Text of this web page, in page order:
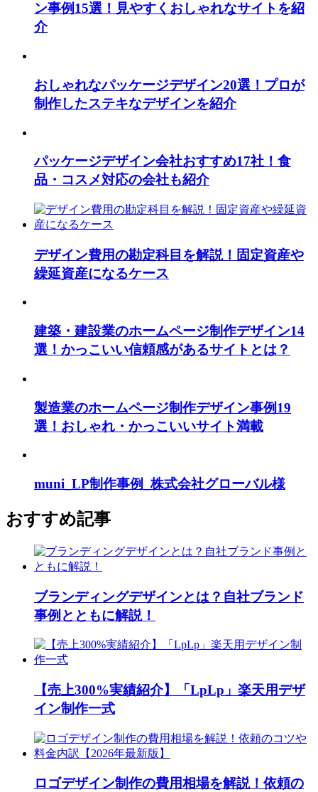
ン事例15選！見やすくおしゃれなサイトを紹
介
おしゃれなパッケージデザイン20選！プロが
制作したステキなデザインを紹介
パッケージデザイン会社おすすめ17社！食
品・コスメ対応の会社も紹介
デザイン費用の勘定科目を解説！固定資産や
繰延資産になるケース
建築・建設業のホームページ制作デザイン14
選！かっこいい信頼感があるサイトとは？
製造業のホームページ制作デザイン事例19
選！おしゃれ・かっこいいサイト満載
muni_LP制作事例_株式会社グローバル様
おすすめ記事
ブランディングデザインとは？自社ブランド
事例とともに解説！
【売上300%実績紹介】「LpLp」楽天用デザ
イン制作一式
ロゴデザイン制作の費用相場を解説！依頼の